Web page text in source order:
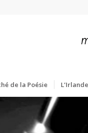
de la Poésie